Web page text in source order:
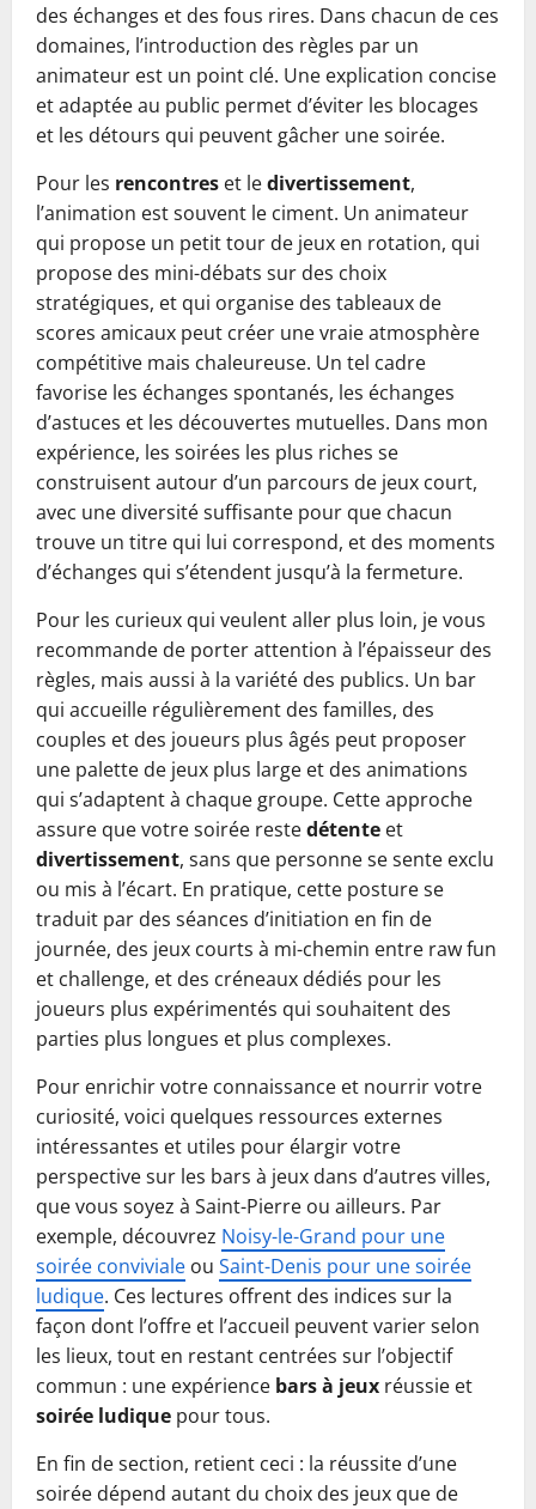
des échanges et des fous rires. Dans chacun de ces
domaines, l’introduction des règles par un
animateur est un point clé. Une explication concise
et adaptée au public permet d’éviter les blocages
et les détours qui peuvent gâcher une soirée.
Pour les rencontres et ledivertissement,
l’animation est souvent le ciment. Un animateur
qui propose un petit tour de jeux en rotation, qui
propose des mini-débats sur des choix
stratégiques, et qui organise des tableaux de
scores amicaux peut créer une vraie atmosphère
compétitive mais chaleureuse. Un tel cadre
favorise les échanges spontanés, les échanges
d’astuces et les découvertes mutuelles. Dans mon
expérience, les soirées les plus riches se
construisent autour d’un parcours de jeux court,
avec une diversité suffisante pour que chacun
trouve un titre qui lui correspond, et des moments
d’échanges qui s’étendent jusqu’à la fermeture.
Pour les curieux qui veulent aller plus loin, je vous
recommande de porter attention à l’épaisseur des
règles, mais aussi à la variété des publics. Un bar
qui accueille régulièrement des familles, des
couples et des joueurs plus âgés peut proposer
une palette de jeux plus large et des animations
qui s’adaptent à chaque groupe. Cette approche
assure que votre soirée restedétente et
divertissement, sans que personne se sente exclu
ou mis à l’écart. En pratique, cette posture se
traduit par des séances d’initiation en fin de
journée, des jeux courts à mi-chemin entre raw fun
et challenge, et des créneaux dédiés pour les
joueurs plus expérimentés qui souhaitent des
parties plus longues et plus complexes.
Pour enrichir votre connaissance et nourrir votre
curiosité, voici quelques ressources externes
intéressantes et utiles pour élargir votre
perspective sur les bars à jeux dans d’autres villes,
que vous soyez à Saint-Pierre ou ailleurs. Par
exemple, découvrez Noisy-le-Grand pour une
soirée conviviale ou Saint-Denis pour une soirée
ludique. Ces lectures offrent des indices sur la
façon dont l’offre et l’accueil peuvent varier selon
les lieux, tout en restant centrées sur l’objectif
commun : une expérience bars à jeux réussie et
soirée ludique pour tous.
En fin de section, retient ceci : la réussite d’une
soirée dépend autant du choix des jeux que de